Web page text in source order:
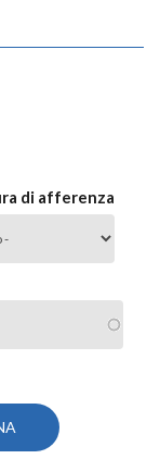
di afferenza